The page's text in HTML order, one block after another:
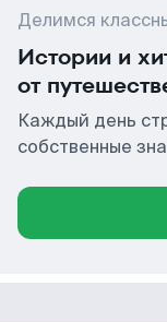
Делимся
Истории и
от
Каждый день
собственные